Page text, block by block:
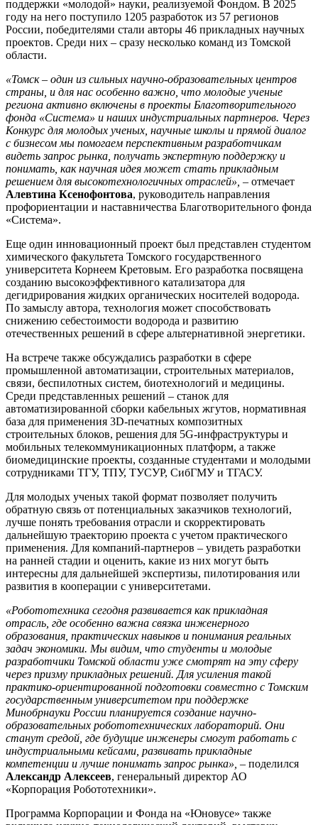
поддержки «молодой» науки, реализуемой Фондом. В 2025
году на него поступило 1205 разработок из 57 регионов
России, победителями стали авторы 46 прикладных научных
проектов. Среди них – сразу несколько команд из Томской
области.
«Томск – один из сильных научно-образовательных центров
страны, и для нас особенно важно, что молодые ученые
региона активно включены в проекты Благотворительного
фонда «Система» и наших индустриальных партнеров. Через
Конкурс для молодых ученых, научные школы и прямой диалог
с бизнесом мы помогаем перспективным разработчикам
видеть запрос рынка, получать экспертную поддержку и
понимать, как научная идея может стать прикладным
решением для высокотехнологичных отраслей», – отмечает
Алевтина Ксенофонтова, руководитель направления
профориентации и наставничества Благотворительного фонда
«Система».
Еще один инновационный проект был представлен студентом
химического факультета Томского государственного
университета Корнеем Кретовым. Его разработка посвящена
созданию высокоэффективного катализатора для
дегидрирования жидких органических носителей водорода.
По замыслу автора, технология может способствовать
снижению себестоимости водорода и развитию
отечественных решений в сфере альтернативной энергетики.
На встрече также обсуждались разработки в сфере
промышленной автоматизации, строительных материалов,
связи, беспилотных систем, биотехнологий и медицины.
Среди представленных решений – станок для
автоматизированной сборки кабельных жгутов, нормативная
база для применения 3D-печатных композитных
строительных блоков, решения для 5G-инфраструктуры и
мобильных телекоммуникационных платформ, а также
биомедицинские проекты, созданные студентами и молодыми
сотрудниками ТГУ, ТПУ, ТУСУР, СибГМУ и ТГАСУ.
Для молодых ученых такой формат позволяет получить
обратную связь от потенциальных заказчиков технологий,
лучше понять требования отрасли и скорректировать
дальнейшую траекторию проекта с учетом практического
применения. Для компаний-партнеров – увидеть разработки
на ранней стадии и оценить, какие из них могут быть
интересны для дальнейшей экспертизы, пилотирования или
развития в кооперации с университетами.
«Робототехника сегодня развивается как прикладная
отрасль, где особенно важна связка инженерного
образования, практических навыков и понимания реальных
задач экономики. Мы видим, что студенты и молодые
разработчики Томской области уже смотрят на эту сферу
через призму прикладных решений. Для усиления такой
практико-ориентированной подготовки совместно с Томским
государственным университетом при поддержке
Минобрнауки России планируется создание научно-
образовательных робототехнических лабораторий. Они
станут средой, где будущие инженеры смогут работать с
индустриальными кейсами, развивать прикладные
компетенции и лучше понимать запрос рынка», – поделился
Александр Алексеев, генеральный директор АО
«Корпорация Робототехники».
Программа Корпорации и Фонда на «Юновусе» также